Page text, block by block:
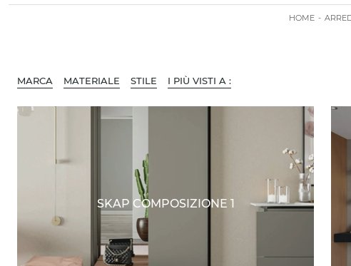
HOME -
MARCA MATERIALE STILE I PIÙ VISTI A :
SKAP COMPOSIZIONE 1